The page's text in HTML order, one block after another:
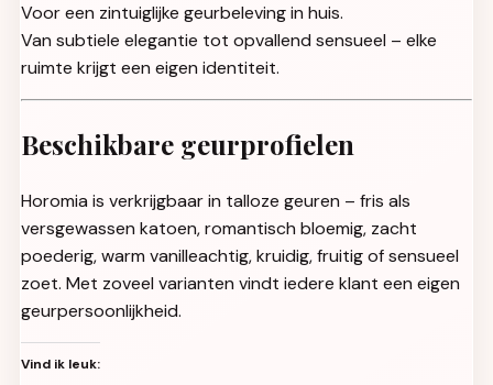
Voor een zintuiglijke geurbeleving in huis.
Van subtiele elegantie tot opvallend sensueel – elke
ruimte krijgt een eigen identiteit.
Beschikbare geurprofielen
Horomia is verkrijgbaar in talloze geuren – fris als
versgewassen katoen, romantisch bloemig, zacht
poederig, warm vanilleachtig, kruidig, fruitig of sensueel
zoet. Met zoveel varianten vindt iedere klant een eigen
geurpersoonlijkheid.
Vind ik leuk: